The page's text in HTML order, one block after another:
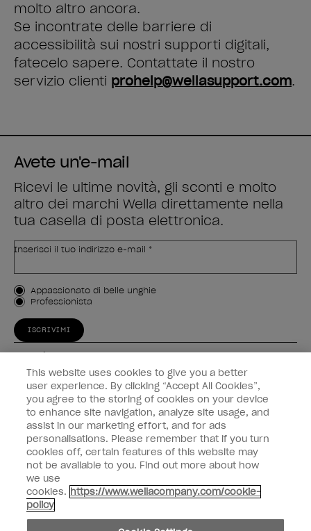
molto altro ancora.
Se incontrate delle barriere di
accessibilità sui nostri supporti digitali,
fatecelo sapere. Contattate il nostro
servizio clienti prohelp@wellasupport.com.
Avete un'e-mail
Ricevi le ultime novità, gli sconti e molto
altro dei marchi Wella direttamente nella
tua casella di posta elettronica.
Inserisci il tuo indirizzo e-mail *
Tipo di cliente
Appassionato di belle unghie
Professionista
ISCRIVIMI
Esperienza
Collegati
Informazioni sul cliente
instagramfacebook
Non condividiamo né vendiamo le informazioni personali
This website uses cookies to give you a better
user experience. By clicking “Accept All Cookies”,
you agree to the storing of cookies on your device
to enhance site navigation, analyze site usage, and
assist in our marketing effort, and for ads
personalisations. Please remember that if you turn
cookies off, certain features of this website may
not be available to you. Find out more about how
we use
cookies. https://www.wellacompany.com/cookie-
policy